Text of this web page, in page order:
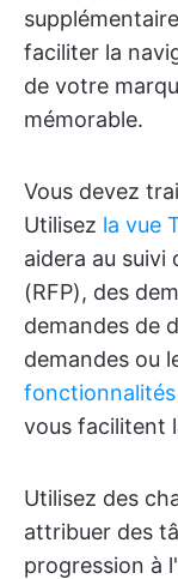
faciliter la
de votre
mémorable.
Vous devez
Utilisez la vue
aidera au suivi
(RFP), des
demandes de
demandes ou
vous facilitent
Utilisez des
attribuer des
progression à